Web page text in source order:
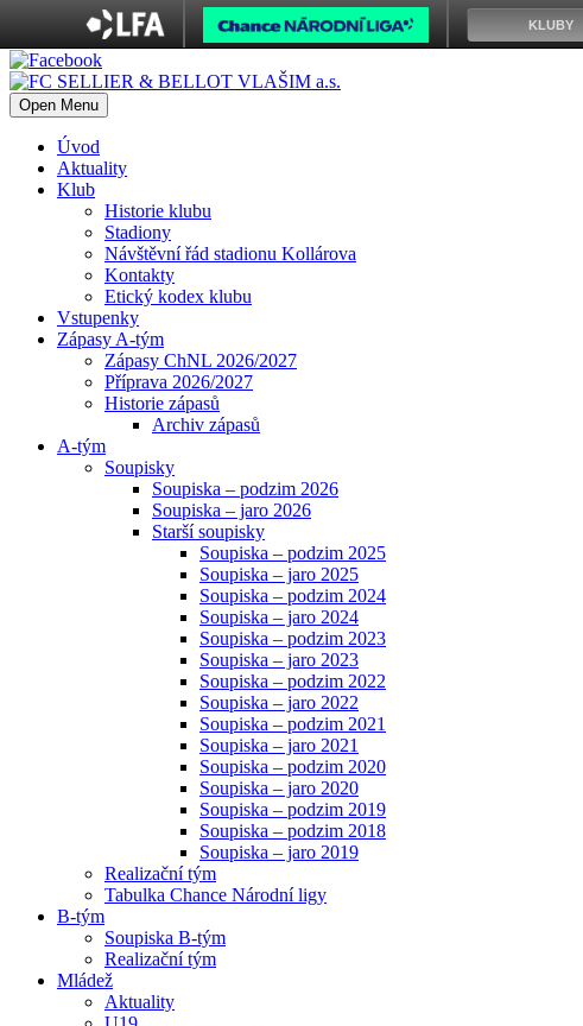
Open Menu
Úvod
Aktuality
Klub
Historie klubu
Stadiony
Návštěvní řád stadionu Kollárova
Kontakty
Etický kodex klubu
Vstupenky
Zápasy A-tým
Zápasy ChNL 2026/2027
Příprava 2026/2027
Historie zápasů
Archiv zápasů
A-tým
Soupisky
Soupiska – podzim 2026
Soupiska – jaro 2026
Starší soupisky
Soupiska – podzim 2025
Soupiska – jaro 2025
Soupiska – podzim 2024
Soupiska – jaro 2024
Soupiska – podzim 2023
Soupiska – jaro 2023
Soupiska – podzim 2022
Soupiska – jaro 2022
Soupiska – podzim 2021
Soupiska – jaro 2021
Soupiska – podzim 2020
Soupiska – jaro 2020
Soupiska – podzim 2019
Soupiska – podzim 2018
Soupiska – jaro 2019
Realizační tým
Tabulka Chance Národní ligy
B-tým
Soupiska B-tým
Realizační tým
Mládež
Aktuality
KLUBY